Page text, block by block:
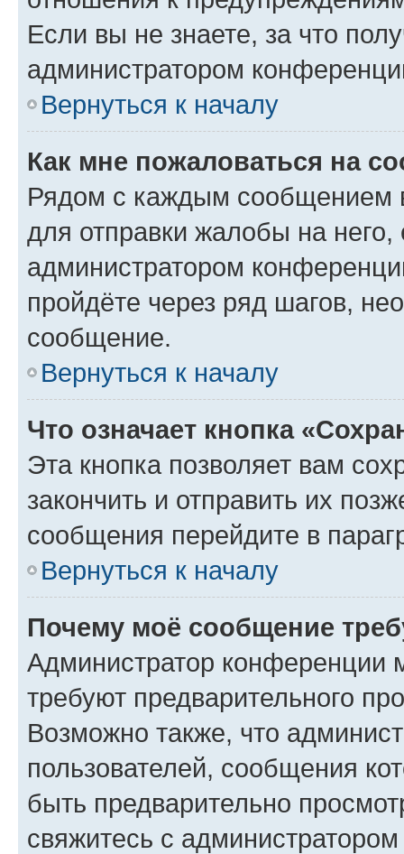
Если вы не знаете, за что
администратором
Вернуться к началу
Как мне пожаловаться на
Рядом с каждым сообщением
для отправки жалобы на
администратором
пройдёте через ряд шагов,
сообщение.
Вернуться к началу
Что означает кнопка
Эта кнопка позволяет вам
закончить и отправить их
сообщения перейдите в
Вернуться к началу
Почему моё сообщение
Администратор конференции
требуют предварительного
Возможно также, что
пользователей, сообщения
быть предварительно
свяжитесь с